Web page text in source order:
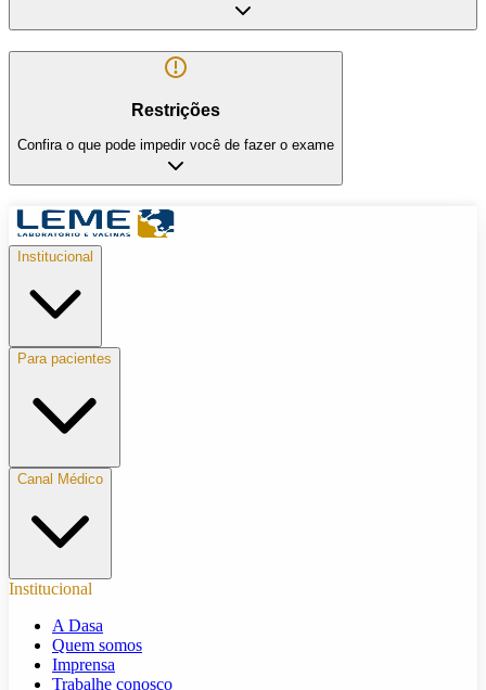
Restrições
Confira o que pode impedir você de fazer o exame
Institucional
Para pacientes
Canal Médico
Institucional
A Dasa
Quem somos
Imprensa
Trabalhe conosco